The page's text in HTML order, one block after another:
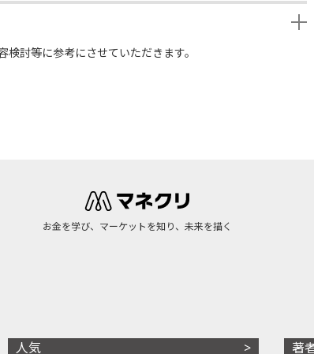
討等に参考にさせていただきます。
お金を学び、マーケットを知り、未来を描く
人気 著